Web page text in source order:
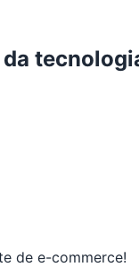
de e-commerce!